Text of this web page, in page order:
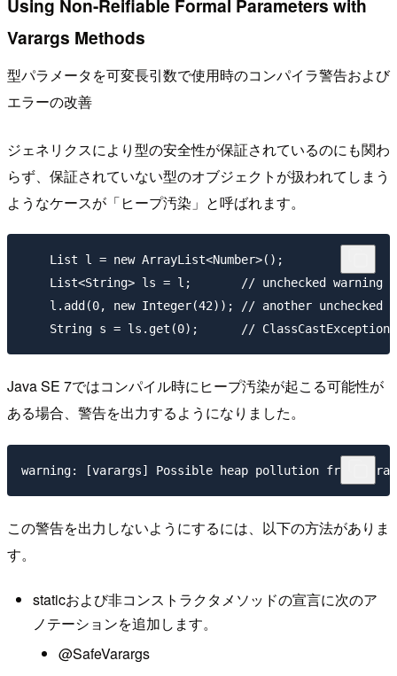
Using Non-Reifiable Formal Parameters with
Varargs Methods
型パラメータを可変長引数で使用時のコンパイラ警告および
エラーの改善
ジェネリクスにより型の安全性が保証されているのにも関わ
らず、保証されていない型のオブジェクトが扱われてしまう
ようなケースが「ヒープ汚染」と呼ばれます。
    List l = new ArrayList<Number>();
    List<String> ls = l;       // unchecked warning
l.add(0, new Integer(42)); // another unchecked
Java SE 7ではコンパイル時にヒープ汚染が起こる可能性が
ある場合、警告を出力するようになりました。
この警告を出力しないようにするには、以下の方法がありま
す。
staticおよび非コンストラクタメソッドの宣言に次のア
ノテーションを追加します。
@SafeVarargs